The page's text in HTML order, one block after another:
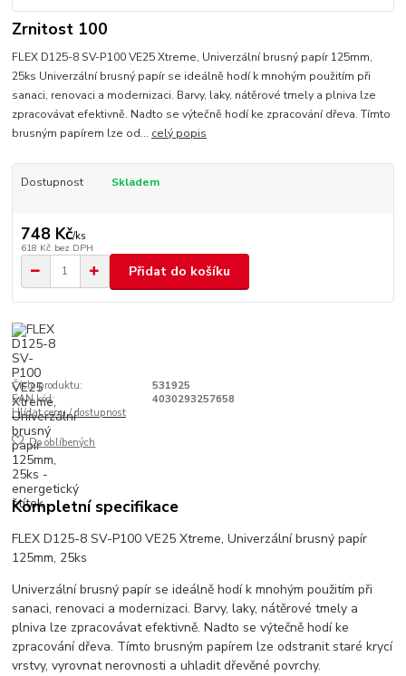
Zrnitost 100
FLEX D125-8 SV-P100 VE25 Xtreme, Univerzální brusný papír 125mm,
25ks Univerzální brusný papír se ideálně hodí k mnohým použitím při
sanaci, renovaci a modernizaci. Barvy, laky, nátěrové tmely a plniva lze
zpracovávat efektivně. Nadto se výtečně hodí ke zpracování dřeva. Tímto
brusným papírem lze od... celý popis
Dostupnost Skladem
748 Kč/ks
618 Kč bez DPH
Přidat do košíku
Číslo produktu:
531925
EAN kód:
4030293257658
Hlídat cenu / dostupnost
Do oblíbených
Kompletní specifikace
FLEX D125-8 SV-P100 VE25 Xtreme, Univerzální brusný papír
125mm, 25ks
Univerzální brusný papír se ideálně hodí k mnohým použitím při
sanaci, renovaci a modernizaci. Barvy, laky, nátěrové tmely a
plniva lze zpracovávat efektivně. Nadto se výtečně hodí ke
zpracování dřeva. Tímto brusným papírem lze odstranit staré krycí
vrstvy, vyrovnat nerovnosti a uhladit dřevěné povrchy.